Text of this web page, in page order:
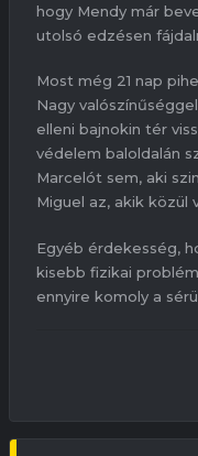
hogy Mendy már
utolsó edzésen
Most még 21 nap
Nagy
elleni bajnokin tér
védelem baloldalán
Marcelót sem, aki
Miguel az, akik közül
Egyéb érdekesség,
kisebb fizikai
ennyire komoly a